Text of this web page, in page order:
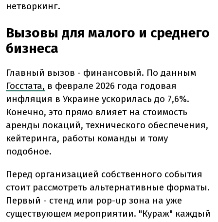
нетворкинг.
Вызовы для малого и среднего
бизнеса
Главный вызов - финансовый. По данным
Госстата, в феврале 2026 года годовая
инфляция в Украине ускорилась до 7,6%.
Конечно, это прямо влияет на стоимость
аренды локаций, технического обеспечения,
кейтеринга, работы команды и тому
подобное.
Перед организацией собственного события
стоит рассмотреть альтернативные форматы.
Первый - стенд или pop-up зона на уже
существующем мероприятии. "Кураж" каждый